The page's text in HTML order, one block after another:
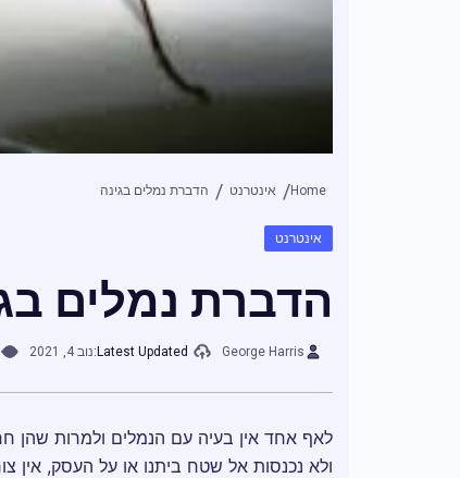
Home אינטרנט הדברת נמלים בגינה
אינטרנט
הדברת נמלים
George Harris
Latest Updated: נוב 4, 2021
לאף אחד אין בעיה עם הנמלים ולמרות שהן
ולא נכנסות אל שטח ביתנו או על העסק, אין